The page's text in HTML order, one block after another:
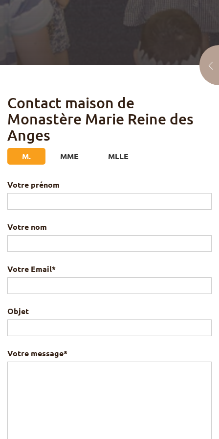
Contact maison de
Monastère Marie Reine des
Anges
M. MME MLLE
Votre prénom
Votre nom
Votre Email*
Objet
Votre message*